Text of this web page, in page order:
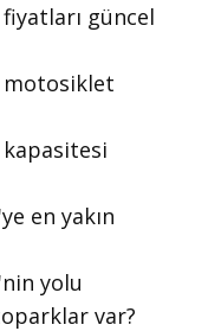
güncel
motosiklet
kapasitesi
en yakın
yolu
var?